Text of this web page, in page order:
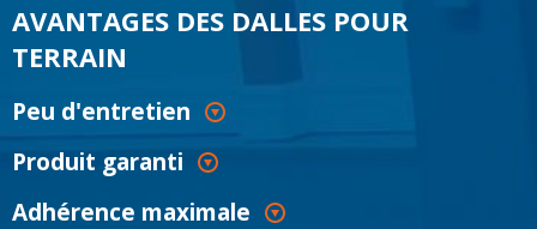
AVANTAGES DES DALLES POUR
TERRAIN
Peu d'entretien
Produit garanti
Adhérence maximale